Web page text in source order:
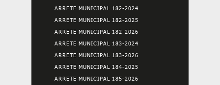
ARRETE MUNICIPAL 182-2024
ARRETE MUNICIPAL 182-2025
ARRETE MUNICIPAL 182-2026
ARRETE MUNICIPAL 183-2024
ARRETE MUNICIPAL 183-2026
ARRETE MUNICIPAL 184-2025
ARRETE MUNICIPAL 185-2026